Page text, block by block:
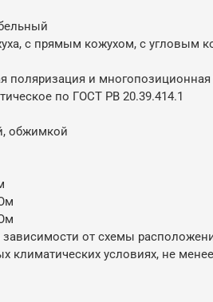
с прямым кожухом, с угловым
и многопозиционная
по ГОСТ РВ 20.39.414.1
обжимкой
от схемы
климатических условиях, не